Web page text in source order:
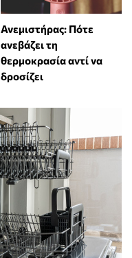
Ανεμιστήρας: Πότε
ανεβάζει τη
θερμοκρασία αντί να
δροσίζει